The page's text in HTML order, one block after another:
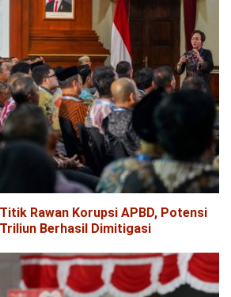
Rawan Korupsi APBD, Potensi
Berhasil Dimitigasi